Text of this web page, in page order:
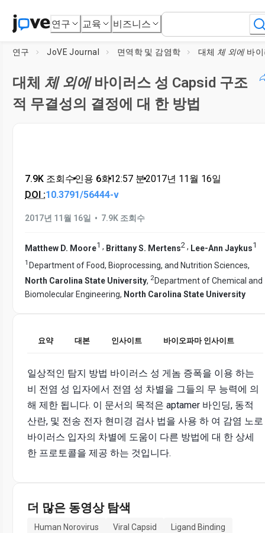
연구 교육 비즈니스
연구 JoVE Journal 면역학 및 감염학 대체 체 외에바이러스 성 Capsid
대체 체 외에바이러스 성 Capsid 구조
적 무결성의 결정에 대 한 방법
7.9K 조회수•인용 6회•12:57 분•2017년 11월 16일
DOI :10.3791/56444-v
2017년 11월 16일 • 7.9K 조회수
Matthew D. Moore1 , Brittany S. Mertens2 , Lee-Ann Jaykus1
1 Department of Food, Bioprocessing, and Nutrition Sciences,
North Carolina State University, 2Department of Chemical and
Biomolecular Engineering, North Carolina State University
요약 대본 인사이트 바이오파마 인사이트
일상적인 탐지 방법 바이러스 성 게놈 증폭을 이용 하는
비 전염 성 입자에서 전염 성 차별을 그들의 무 능력에 의
해 제한 됩니다. 이 문서의 목적은 aptamer 바인딩, 동적
산란, 및 전송 전자 현미경 검사 법을 사용 하 여 감염 노로
바이러스 입자의 차별에 도움이 다른 방법에 대 한 상세
한 프로토콜을 제공 하는 것입니다.
더 많은 동영상 탐색
Human Norovirus Viral Capsid
Ligand Binding